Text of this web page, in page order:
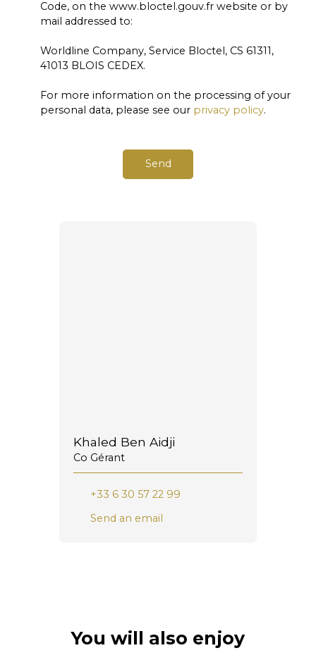
Code, on the www.bloctel.gouv.fr website or by
mail addressed to:
Worldline Company, Service Bloctel, CS 61311,
41013 BLOIS CEDEX.
For more information on the processing of your
personal data, please see our privacy policy.
Send
Khaled Ben Aidji
Co Gérant
+33 6 30 57 22 99
Send an email
You will also enjoy